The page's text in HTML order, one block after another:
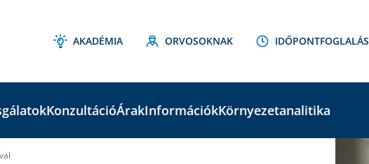
AKADÉMIA ORVOSOKNAK IDŐPONTFOGLALÁS
KonzultációÁrakInformációkKörnyezetanalitika